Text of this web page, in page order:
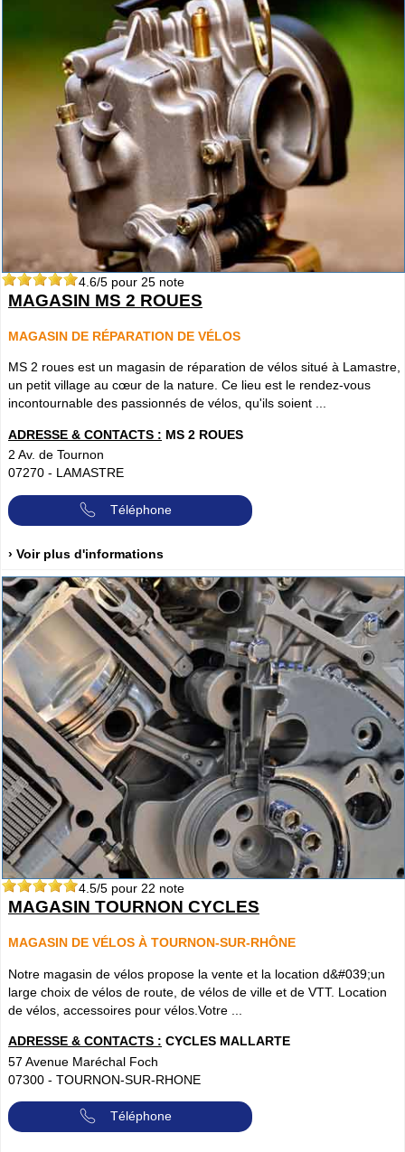
4.6/5 pour 25 note
MAGASIN MS 2 ROUES
MAGASIN DE RÉPARATION DE VÉLOS
MS 2 roues est un magasin de réparation de vélos situé à Lamastre,
un petit village au cœur de la nature. Ce lieu est le rendez-vous
incontournable des passionnés de vélos, qu'ils soient ...
ADRESSE & CONTACTS : MS 2 ROUES
2 Av. de Tournon
07270 - LAMASTRE
Téléphone
› Voir plus d'informations
4.5/5 pour 22 note
MAGASIN TOURNON CYCLES
MAGASIN DE VÉLOS À TOURNON-SUR-RHÔNE
Notre magasin de vélos propose la vente et la location d&#039;un
large choix de vélos de route, de vélos de ville et de VTT. Location
de vélos, accessoires pour vélos.Votre ...
ADRESSE & CONTACTS : CYCLES MALLARTE
57 Avenue Maréchal Foch
07300 - TOURNON-SUR-RHONE
Téléphone